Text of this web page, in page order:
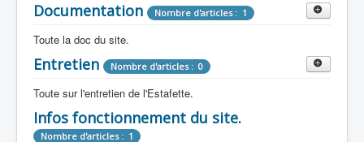
Documentation Nombre d'articles : 1
Toute la doc du site.
Revue de Presse Nombre d'articles : 9
Tous les articles que l'on a vu sur l'estafette !
Camping Car Nombre d'articles : 3
Entretien Nombre d'articles : 0
Toute sur l'entretien de l'Estafette.
Mécanique Nombre d'articles : 0
Infos fonctionnement du site.
Nombre d'articles : 1